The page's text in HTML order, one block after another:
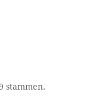
stammen.